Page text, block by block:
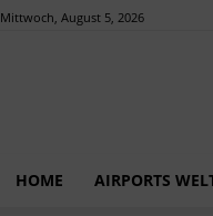
Mittwoch, August 5, 2026
HOME AIRPORTS